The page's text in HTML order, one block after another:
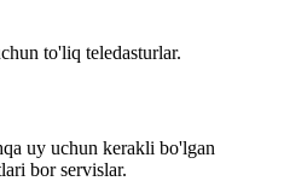
to'liq teledasturlar.
uy uchun kerakli bo'lgan
bor servislar.